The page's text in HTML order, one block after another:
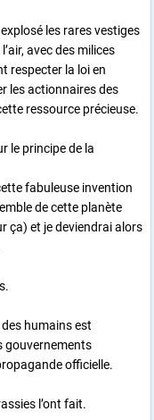
les rares vestiges
avec des milices
respecter la loi en
les actionnaires des
ressource précieuse.
le principe de la
fabuleuse invention
de cette planète
ça) et je deviendrai alors
humains est
gouvernements
officielle.
l’ont fait.